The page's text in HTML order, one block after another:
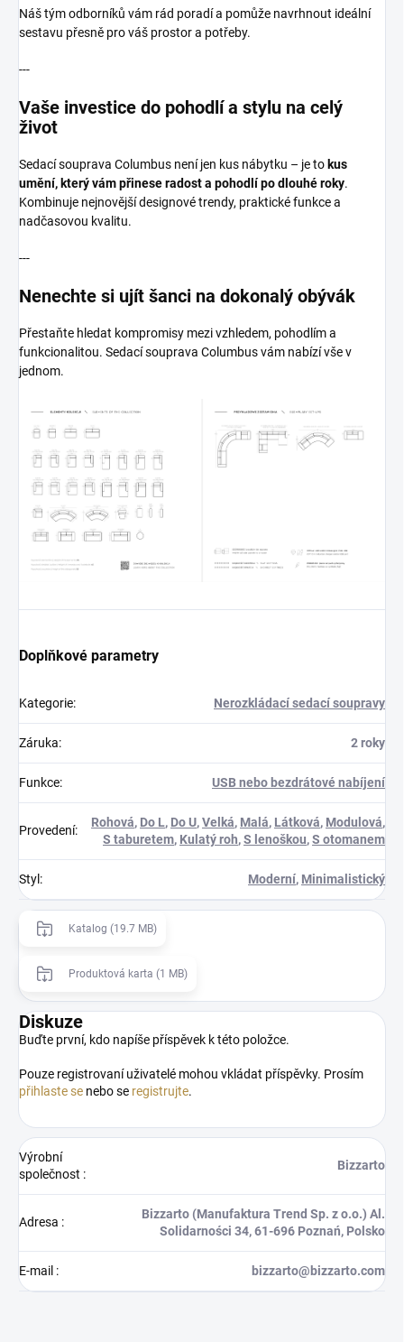
Náš tým odborníků vám rád poradí a pomůže navrhnout ideální
sestavu přesně pro váš prostor a potřeby.
---
Vaše investice do pohodlí a stylu na celý
život
Sedací souprava Columbus není jen kus nábytku – je to kus
umění, který vám přinese radost a pohodlí po dlouhé roky.
Kombinuje nejnovější designové trendy, praktické funkce a
nadčasovou kvalitu.
---
Nenechte si ujít šanci na dokonalý obývák
Přestaňte hledat kompromisy mezi vzhledem, pohodlím a
funkcionalitou. Sedací souprava Columbus vám nabízí vše v
jednom.
Doplňkové parametry
Kategorie: Nerozkládací sedací soupravy
Záruka: 2 roky
Funkce: USB nebo bezdrátové nabíjení
Provedení:
Rohová, Do L, Do U,Velká, Malá, Látková, Modulová,
S taburetem, Kulatý roh,S lenoškou,S otomanem
Styl: Moderní, Minimalistický
Katalog (19.7 MB)
Produktová karta (1 MB)
Diskuze
Buďte první, kdo napíše příspěvek k této položce.
Pouze registrovaní uživatelé mohou vkládat příspěvky. Prosím
přihlaste se nebo se registrujte.
Výrobní
společnost :
Bizzarto
Adresa :
Bizzarto (Manufaktura Trend Sp. z o.o.) Al.
Solidarności 34, 61‑696 Poznań, Polsko
E-mail : bizzarto@bizzarto.com